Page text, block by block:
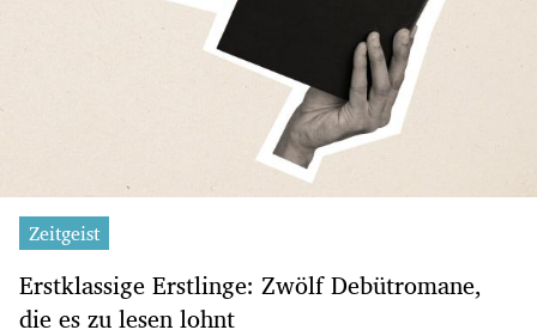
Zeitgeist
Erstklassige Erstlinge: Zwölf Debütromane,
die es zu lesen lohnt